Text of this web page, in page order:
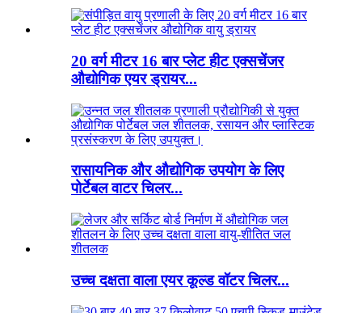
20 वर्ग मीटर 16 बार प्लेट हीट एक्सचेंजर
औद्योगिक एयर ड्रायर...
रासायनिक और औद्योगिक उपयोग के लिए
पोर्टेबल वाटर चिलर...
उच्च दक्षता वाला एयर कूल्ड वॉटर चिलर...